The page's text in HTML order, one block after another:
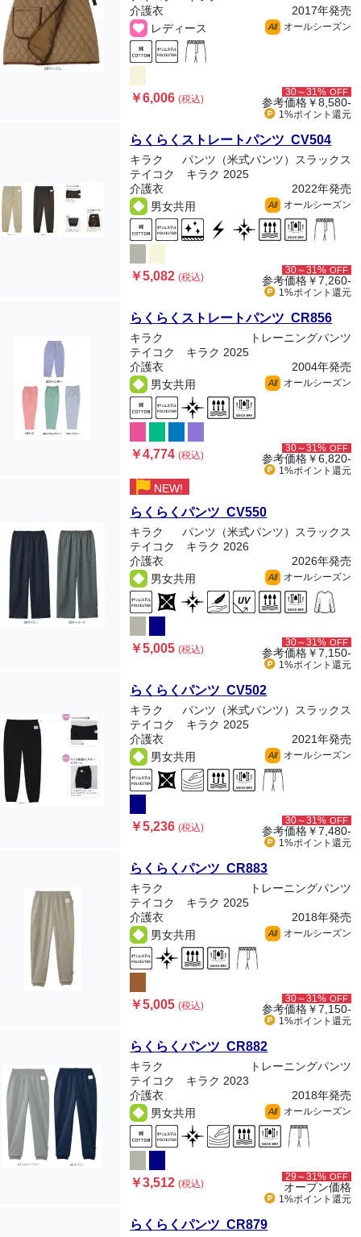
介護衣
2017年発売
レディース
All オールシーズン
￥6,006(税込)
30～31% OFF
参考価格￥8,580-
1%ポイント 還元
らくらくストレートパンツ CV504
キラク
パンツ（米式パンツ）スラックス
テイコク キラク 2025
介護衣
2022年発売
男女共用
All オールシーズン
￥5,082(税込)
30～31% OFF
参考価格￥7,260-
1%ポイント 還元
らくらくストレートパンツ CR856
キラク
トレーニングパンツ
テイコク キラク 2025
介護衣
2004年発売
男女共用
All オールシーズン
￥4,774(税込)
30～31% OFF
参考価格￥6,820-
1%ポイント 還元
NEW!
らくらくパンツ CV550
キラク
パンツ（米式パンツ）スラックス
テイコク キラク 2026
介護衣
2026年発売
男女共用
All オールシーズン
￥5,005(税込)
30～31% OFF
参考価格￥7,150-
1%ポイント 還元
らくらくパンツ CV502
キラク
パンツ（米式パンツ）スラックス
テイコク キラク 2025
介護衣
2021年発売
男女共用
All オールシーズン
￥5,236(税込)
30～31% OFF
参考価格￥7,480-
1%ポイント 還元
らくらくパンツ CR883
キラク
トレーニングパンツ
テイコク キラク 2025
介護衣
2018年発売
男女共用
All オールシーズン
￥5,005(税込)
30～31% OFF
参考価格￥7,150-
1%ポイント 還元
らくらくパンツ CR882
キラク
トレーニングパンツ
テイコク キラク 2023
介護衣
2018年発売
男女共用
All オールシーズン
￥3,512(税込)
29～31% OFF
オープン価格
1%ポイント 還元
らくらくパンツ CR879